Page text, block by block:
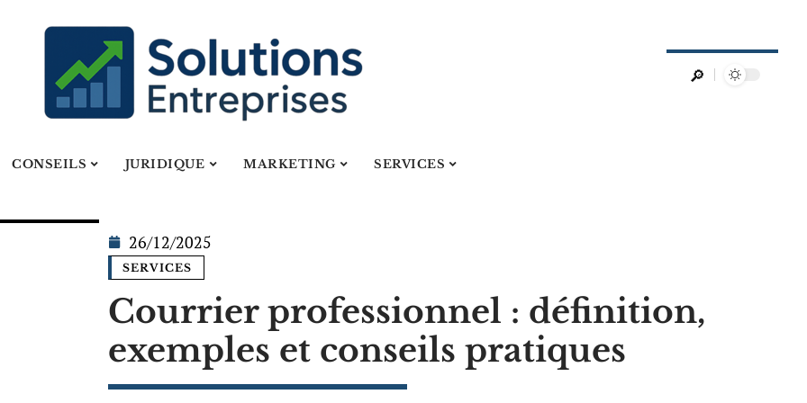
CONSEILS JURIDIQUE MARKETING SERVICES
26/12/2025
SERVICES
Courrier professionnel : définition,
exemples et conseils pratiques